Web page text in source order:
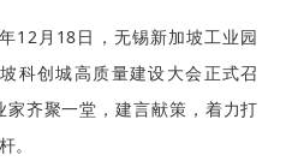
12月18日，无锡新加坡工业园
科创城高质量建设大会正式召
家齐聚一堂，建言献策，着力打
。